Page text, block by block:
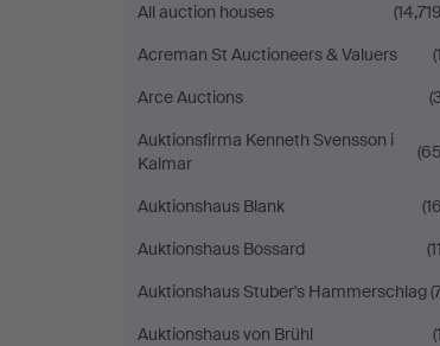
All auction houses
Acreman St Auctioneers & Valuers
Arce Auctions
Auktionsfirma Kenneth Svensson i
Kalmar
Auktionshaus Blank
Auktionshaus Bossard
Auktionshaus Stuber's Hammerschlag
Auktionshaus von Brühl